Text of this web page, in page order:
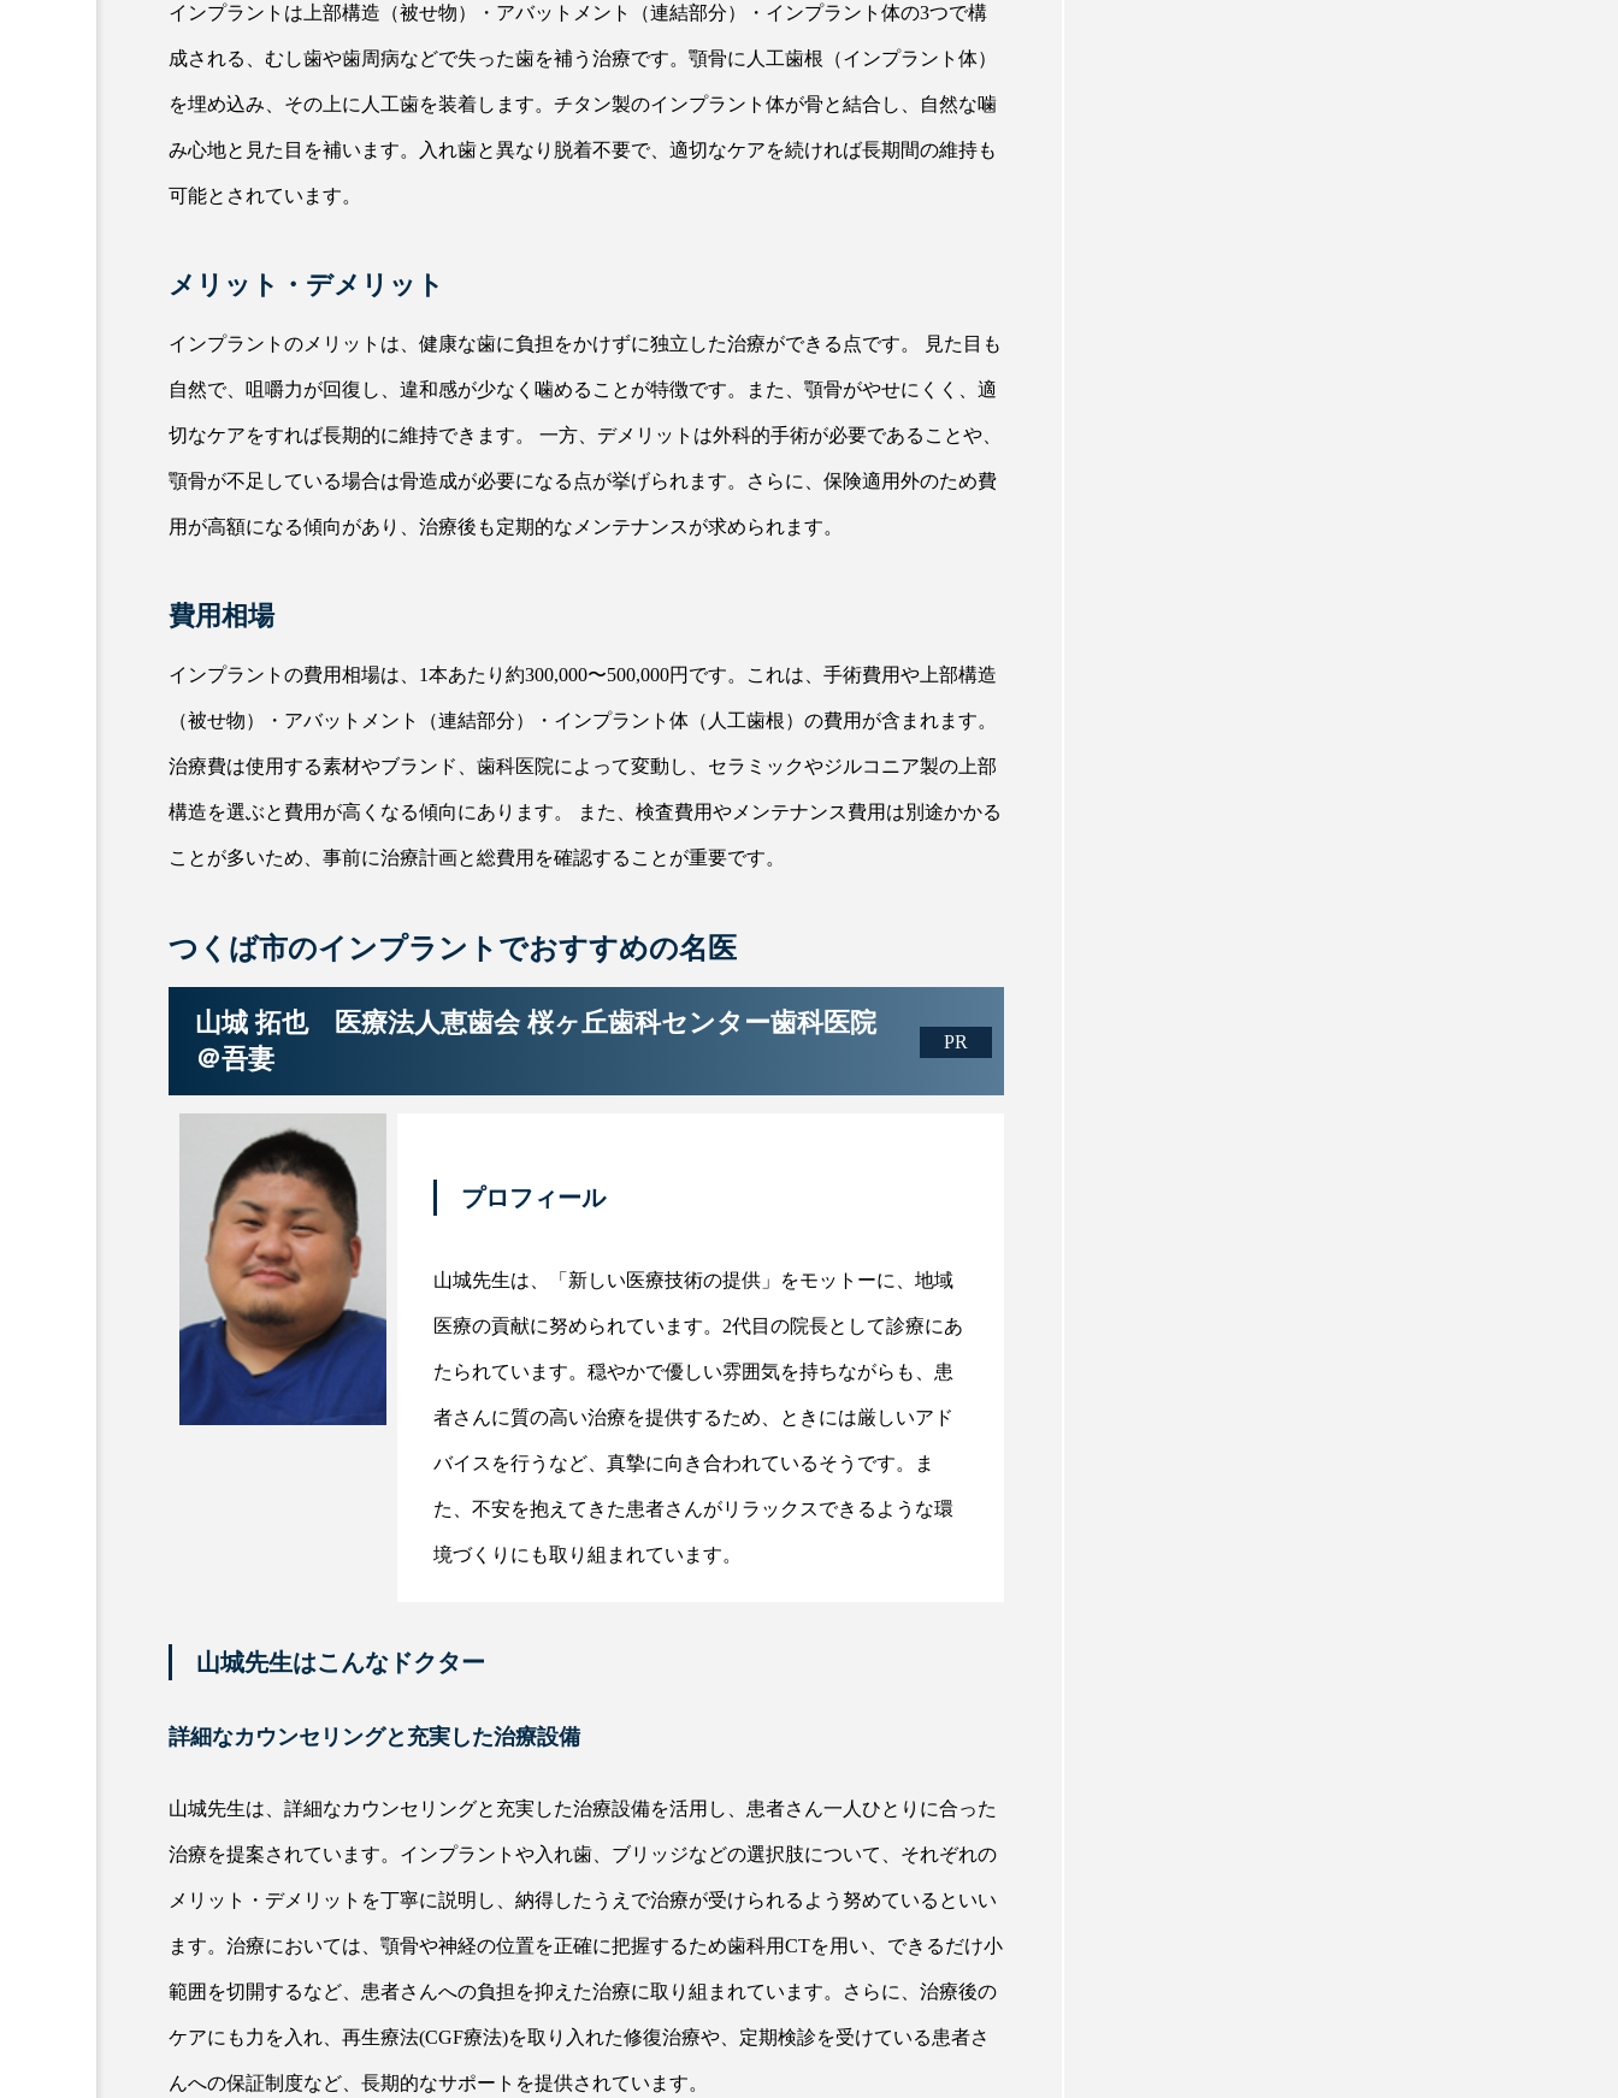
インプラントは上部構造（被せ物）・アバットメント（連結部分）・インプラント体の3つで構
成される、むし歯や歯周病などで失った歯を補う治療です。顎骨に人工歯根（インプラント体）
を埋め込み、その上に人工歯を装着します。チタン製のインプラント体が骨と結合し、自然な噛
み心地と見た目を補います。入れ歯と異なり脱着不要で、適切なケアを続ければ長期間の維持も
可能とされています。
メリット・デメリット
インプラントのメリットは、健康な歯に負担をかけずに独立した治療ができる点です。 見た目も
自然で、咀嚼力が回復し、違和感が少なく噛めることが特徴です。また、顎骨がやせにくく、適
切なケアをすれば長期的に維持できます。 一方、デメリットは外科的手術が必要であることや、
顎骨が不足している場合は骨造成が必要になる点が挙げられます。さらに、保険適用外のため費
用が高額になる傾向があり、治療後も定期的なメンテナンスが求められます。
費用相場
インプラントの費用相場は、1本あたり約300,000〜500,000円です。これは、手術費用や上部構造
（被せ物）・アバットメント（連結部分）・インプラント体（人工歯根）の費用が含まれます。
治療費は使用する素材やブランド、歯科医院によって変動し、セラミックやジルコニア製の上部
構造を選ぶと費用が高くなる傾向にあります。 また、検査費用やメンテナンス費用は別途かかる
ことが多いため、事前に治療計画と総費用を確認することが重要です。
つくば市のインプラントでおすすめの名医
山城 拓也 医療法人恵歯会 桜ヶ丘歯科センター歯科医院
＠吾妻
プロフィール
山城先生は、「新しい医療技術の提供」をモットーに、地域
医療の貢献に努められています。2代目の院長として診療にあ
たられています。穏やかで優しい雰囲気を持ちながらも、患
者さんに質の高い治療を提供するため、ときには厳しいアド
バイスを行うなど、真摯に向き合われているそうです。ま
た、不安を抱えてきた患者さんがリラックスできるような環
境づくりにも取り組まれています。
山城先生はこんなドクター
詳細なカウンセリングと充実した治療設備
山城先生は、詳細なカウンセリングと充実した治療設備を活用し、患者さん一人ひとりに合った
治療を提案されています。インプラントや入れ歯、ブリッジなどの選択肢について、それぞれの
メリット・デメリットを丁寧に説明し、納得したうえで治療が受けられるよう努めているといい
ます。治療においては、顎骨や神経の位置を正確に把握するため歯科用CTを用い、できるだけ小
範囲を切開するなど、患者さんへの負担を抑えた治療に取り組まれています。さらに、治療後の
ケアにも力を入れ、再生療法(CGF療法)を取り入れた修復治療や、定期検診を受けている患者さ
んへの保証制度など、長期的なサポートを提供されています。